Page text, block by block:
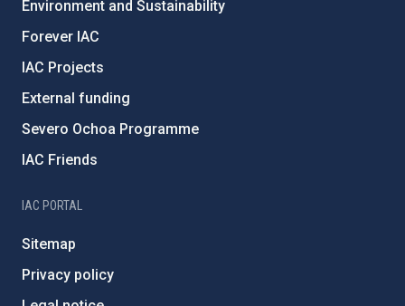
Environment and Sustainability
Forever IAC
IAC Projects
External funding
Severo Ochoa Programme
IAC Friends
IAC PORTAL
Sitemap
Privacy policy